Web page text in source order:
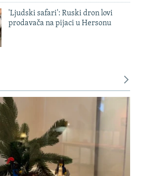
'Ljudski safari': Ruski dron lovi
prodavača na pijaci u Hersonu